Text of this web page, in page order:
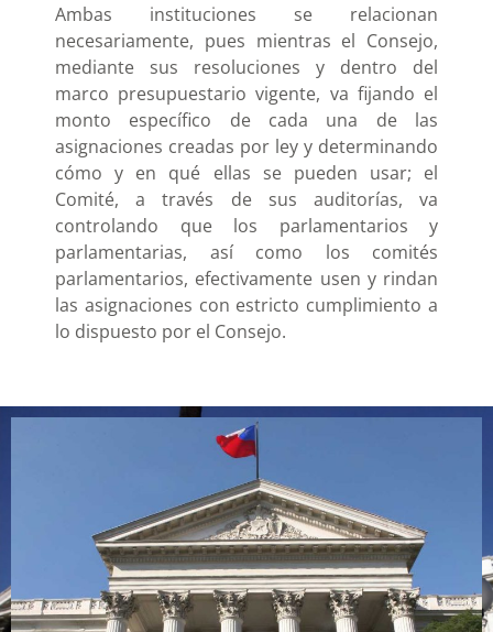
Ambas instituciones se relacionan
necesariamente, pues mientras el Consejo,
mediante sus resoluciones y dentro del
marco presupuestario vigente, va fijando el
monto específico de cada una de las
asignaciones creadas por ley y determinando
cómo y en qué ellas se pueden usar; el
Comité, a través de sus auditorías, va
controlando que los parlamentarios y
parlamentarias, así como los comités
parlamentarios, efectivamente usen y rindan
las asignaciones con estricto cumplimiento a
lo dispuesto por el Consejo.